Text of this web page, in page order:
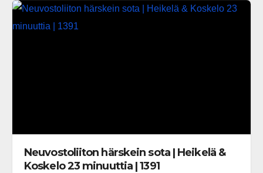
Neuvostoliiton härskein sota | Heikelä &
Koskelo 23 minuuttia | 1391